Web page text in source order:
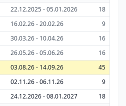
22.12.2025 - 05.01.2026
18
16.02.26 - 20.02.26
9
30.03.26 - 10.04.26
16
26.05.26 - 05.06.26
16
03.08.26 - 14.09.26
45
02.11.26 - 06.11.26
9
24.12.2026 - 08.01.2027
18